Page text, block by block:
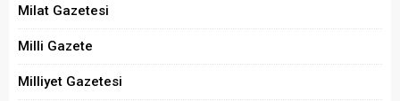
Milat Gazetesi
Milli Gazete
Milliyet Gazetesi